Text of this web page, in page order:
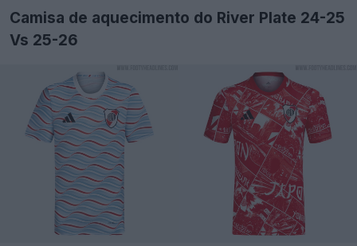
Camisa de aquecimento do River Plate 24-25
Vs 25-26